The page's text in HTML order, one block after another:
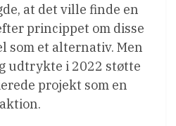
at det ville finde en
princippet om disse
som et alternativ. Men
udtrykte i 2022 støtte
projekt som en